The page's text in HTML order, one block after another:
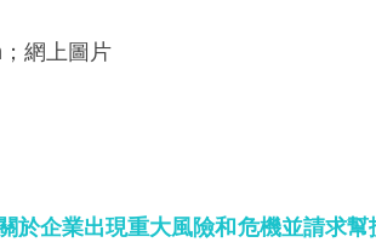
網上圖片
於企業出現重大風險和危機並請求幫